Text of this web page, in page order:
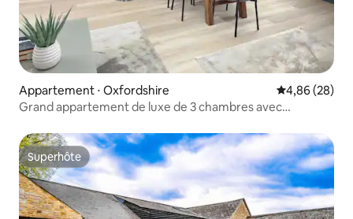
Appartement ⋅ Oxfordshire Évaluation
4,86 (28)
Grand appartement de luxe de 3 chambres avec
Superhôte
Superhôte